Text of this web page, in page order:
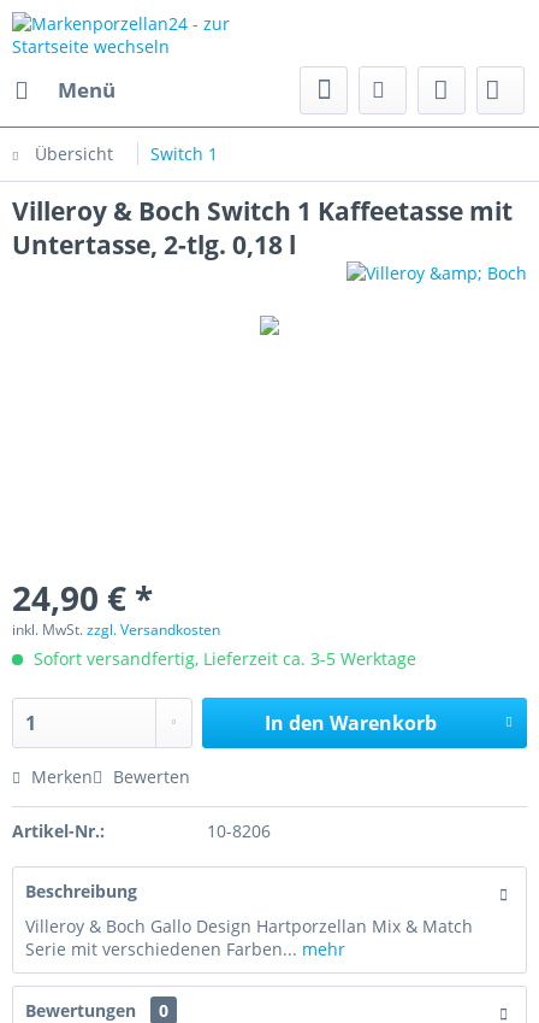
Menü
Übersicht Switch 1
Villeroy & Boch Switch 1 Kaffeetasse mit
Untertasse, 2-tlg. 0,18 l
24,90 € *
inkl. MwSt.zzgl. Versandkosten
Sofort versandfertig, Lieferzeit ca. 3-5 Werktage
In den Warenkorb
Merken Bewerten
Artikel-Nr.: 10-8206
Beschreibung
Villeroy & Boch Gallo Design Hartporzellan Mix & Match
Serie mit verschiedenen Farben... mehr
Bewertungen
0